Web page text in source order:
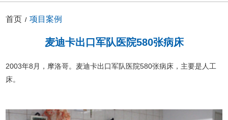
首页 /项目案例
麦迪卡出口军队医院580张病床
2003年8月，摩洛哥。麦迪卡出口军队医院580张病床，主要是人工
床。